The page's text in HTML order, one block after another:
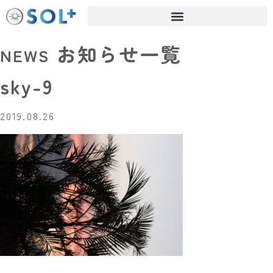
NEWS お知らせ一覧
sky-9
2019.08.26